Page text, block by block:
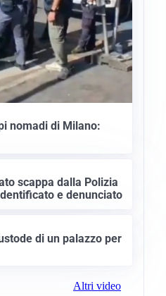
nomadi di Milano:
scappa dalla Polizia
e denunciato
di un palazzo per
Altri video